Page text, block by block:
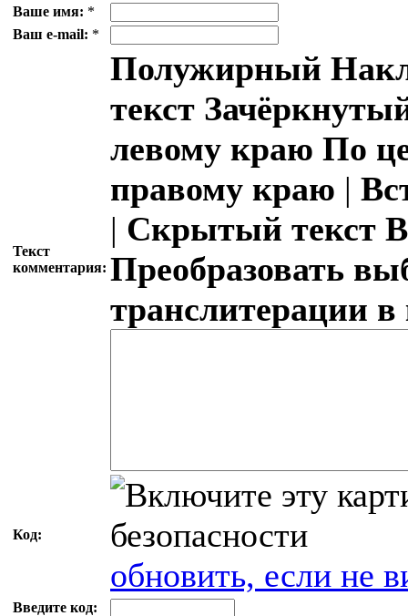
Ваше имя: *
Ваш e-mail: *
Текст
комментария:
Полужирный
текст
левому краю По
правому краю |
| Скрытый текст
Преобразовать
транслитерации
Код:
обновить, если не
Введите код: